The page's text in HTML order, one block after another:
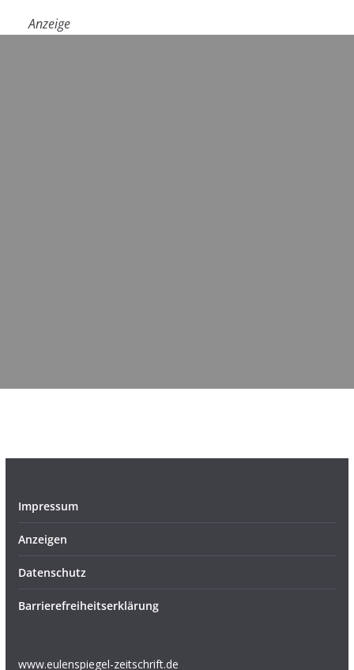
Anzeige
Impressum
Anzeigen
Datenschutz
Barrierefreiheitserklärung
www.eulenspiegel-zeitschrift.de